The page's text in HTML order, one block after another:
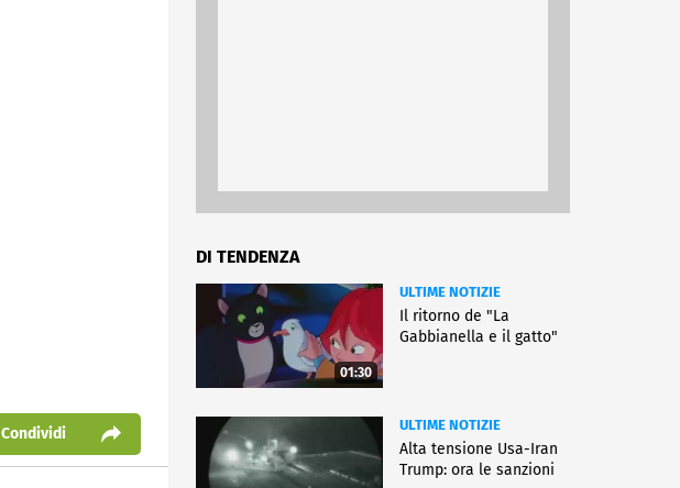
Condividi
DI TENDENZA
01:30
ULTIME NOTIZIE
Il ritorno de "La
Gabbianella e il gatto"
ULTIME NOTIZIE
Alta tensione Usa-Iran
Trump: ora le sanzioni